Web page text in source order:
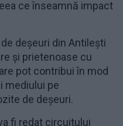
ce înseamnă impact
deșeuri din Antilești
și prietenoase cu
pot contribui în mod
mediului pe
de deșeuri.
fi redat circuitului